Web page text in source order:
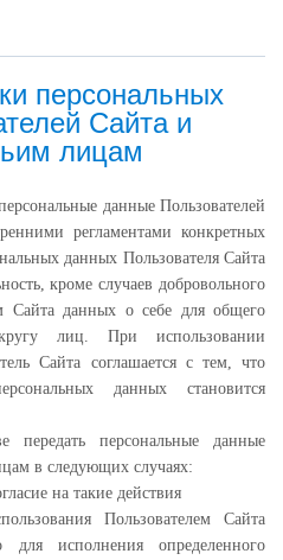
персональных
Сайта и
лицам
данные Пользователей
регламентами конкретных
данных Пользователя Сайта
кроме случаев добровольного
Сайта данных о себе для общего
лиц. При использовании
Сайта соглашается с тем, что
данных становится
передать персональные данные
в следующих случаях:
на такие действия
Пользователем Сайта
для исполнения определенного